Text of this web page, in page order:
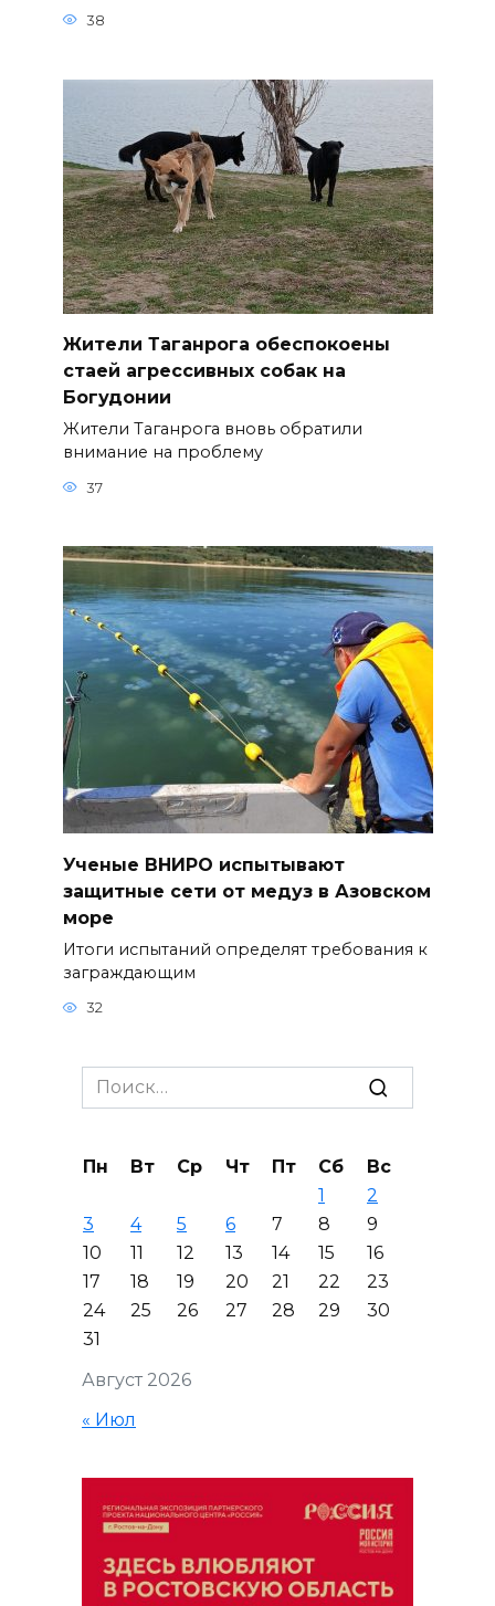
38
Жители Таганрога обеспокоены
стаей агрессивных собак на
Богудонии
Жители Таганрога вновь обратили
внимание на проблему
37
Ученые ВНИРО испытывают
защитные сети от медуз в Азовском
море
Итоги испытаний определят требования к
заграждающим
32
Search
for:
Август 2026
Пн Вт Ср Чт Пт Сб
Вс
1
2
3
4 5 6 7 8
9
10
11 12 13 14 15
16
17
18 19 20 21 22
23
24
25 26 27 28 29
30
31
« Июл